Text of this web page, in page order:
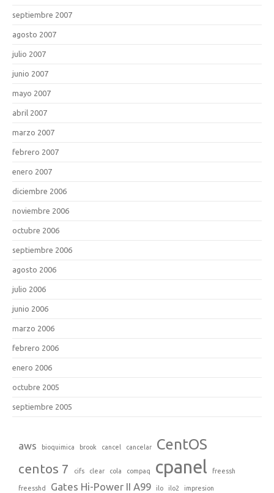
septiembre 2007
agosto 2007
julio 2007
junio 2007
mayo 2007
abril 2007
marzo 2007
febrero 2007
enero 2007
diciembre 2006
noviembre 2006
octubre 2006
septiembre 2006
agosto 2006
julio 2006
junio 2006
marzo 2006
febrero 2006
enero 2006
octubre 2005
septiembre 2005
aws bioquimica brook cancel cancelar CentOS
centos 7 cifs clear cola compaq cpanel freessh
freesshd Gates Hi-Power II A99 ilo ilo2 impresion